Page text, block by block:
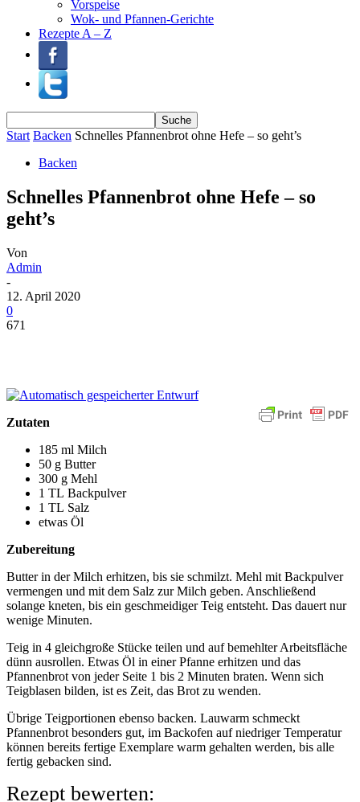
Vorspeise
Wok- und Pfannen-Gerichte
Rezepte A – Z
Start Backen Schnelles Pfannenbrot ohne Hefe – so geht’s
Backen
Schnelles Pfannenbrot ohne Hefe – so
geht’s
Von
Admin
-
12. April 2020
0
671
Zutaten
185 ml Milch
50 g Butter
300 g Mehl
1 TL Backpulver
1 TL Salz
etwas Öl
Zubereitung
Butter in der Milch erhitzen, bis sie schmilzt. Mehl mit Backpulver
vermengen und mit dem Salz zur Milch geben. Anschließend
solange kneten, bis ein geschmeidiger Teig entsteht. Das dauert nur
wenige Minuten.
Teig in 4 gleichgroße Stücke teilen und auf bemehlter Arbeitsfläche
dünn ausrollen. Etwas Öl in einer Pfanne erhitzen und das
Pfannenbrot von jeder Seite 1 bis 2 Minuten braten. Wenn sich
Teigblasen bilden, ist es Zeit, das Brot zu wenden.
Übrige Teigportionen ebenso backen. Lauwarm schmeckt
Pfannenbrot besonders gut, im Backofen auf niedriger Temperatur
können bereits fertige Exemplare warm gehalten werden, bis alle
fertig gebacken sind.
Rezept bewerten: